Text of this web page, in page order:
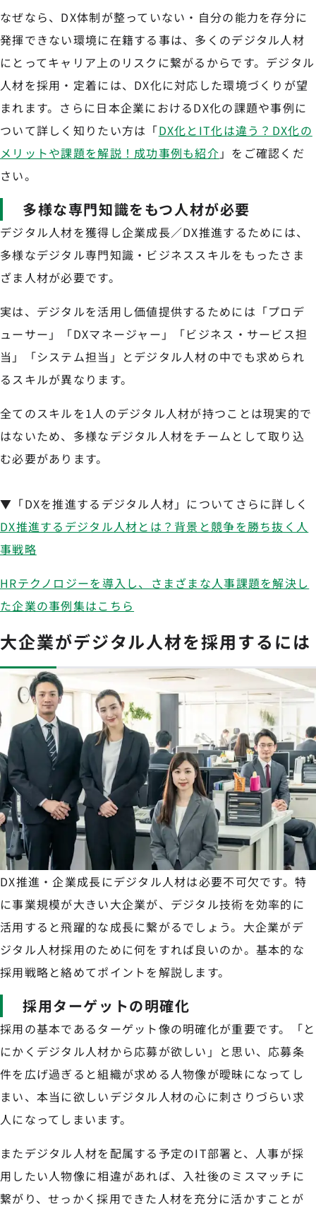
なぜなら、DX体制が整っていない・自分の能力を存分に
発揮できない環境に在籍する事は、多くのデジタル人材
にとってキャリア上のリスクに繋がるからです。デジタル
人材を採用・定着には、DX化に対応した環境づくりが望
まれます。さらに日本企業におけるDX化の課題や事例に
ついて詳しく知りたい方は「DX化とIT化は違う？DX化の
メリットや課題を解説！成功事例も紹介 」をご確認くだ
さい。
多様な専門知識をもつ人材が必要
デジタル人材を獲得し企業成長／DX推進するためには、
多様なデジタル専門知識・ビジネススキルをもったさま
ざま人材が必要です。
実は、デジタルを活用し価値提供するためには「プロデ
ューサー」「DXマネージャー」「ビジネス・サービス担
当」「システム担当」とデジタル人材の中でも求められ
るスキルが異なります。
全てのスキルを1人のデジタル人材が持つことは現実的で
はないため、多様なデジタル人材をチームとして取り込
む必要があります。
▼「DXを推進するデジタル人材」についてさらに詳しく
DX推進するデジタル人材とは？背景と競争を勝ち抜く人
事戦略
HRテクノロジーを導入し、さまざまな人事課題を解決し
た企業の事例集はこちら
大企業がデジタル人材を採用するには
DX推進・企業成長にデジタル人材は必要不可欠です。特
に事業規模が大きい大企業が、デジタル技術を効率的に
活用すると飛躍的な成長に繋がるでしょう。大企業がデ
ジタル人材採用のために何をすれば良いのか。基本的な
採用戦略と絡めてポイントを解説します。
採用ターゲットの明確化
採用の基本であるターゲット像の明確化が重要です。「と
にかくデジタル人材から応募が欲しい」と思い、応募条
件を広げ過ぎると組織が求める人物像が曖昧になってし
まい、本当に欲しいデジタル人材の心に刺さりづらい求
人になってしまいます。
またデジタル人材を配属する予定のIT部署と、人事が採
用したい人物像に相違があれば、入社後のミスマッチに
繋がり、せっかく採用できた人材を充分に活かすことが